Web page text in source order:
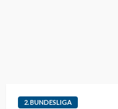
2. BUNDESLIGA